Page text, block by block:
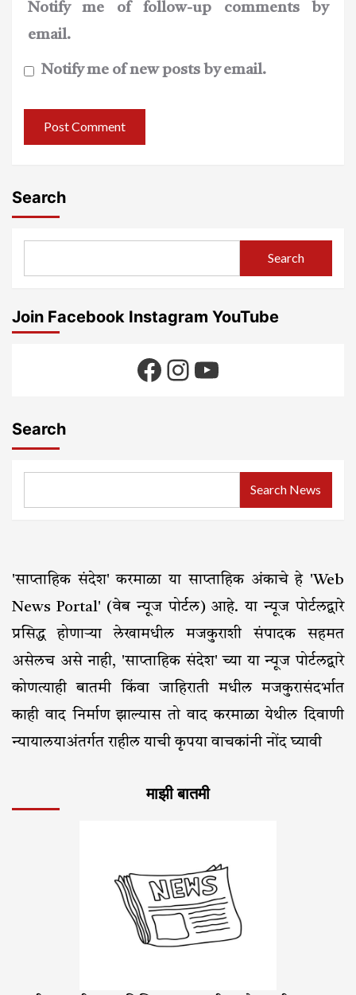
Notify me of follow-up comments by
email.
Notify me of new posts by email.
Search
Search
Join Facebook Instagram YouTube
Facebook
Instagram
YouTube
Search
Search News
'साप्ताहिक संदेश' करमाळा या साप्ताहिक अंकाचे हे 'Web
News Portal' (वेब न्यूज पोर्टल) आहे. या न्यूज पोर्टलद्वारे
प्रसिद्ध होणाऱ्या लेखामधील मजकुराशी संपादक सहमत
असेलच असे नाही, 'साप्ताहिक संदेश' च्या या न्यूज पोर्टलद्वारे
कोणत्याही बातमी किंवा जाहिराती मधील मजकुरासंदर्भात
काही वाद निर्माण झाल्यास तो वाद करमाळा येथील दिवाणी
न्यायालयाअंतर्गत राहील याची कृपया वाचकांनी नोंद घ्यावी
माझी बातमी